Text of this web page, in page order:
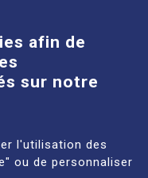
afin de
sur notre
l'utilisation des
ou de personnaliser